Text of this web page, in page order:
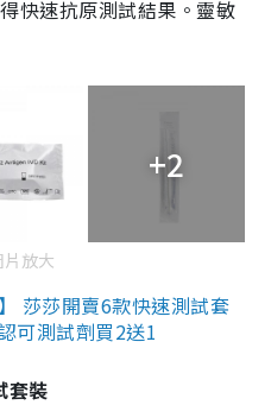
快速抗原測試結果。靈敏
+2
放大
莎莎開賣6款快速測試套
可測試劑買2送1
套裝